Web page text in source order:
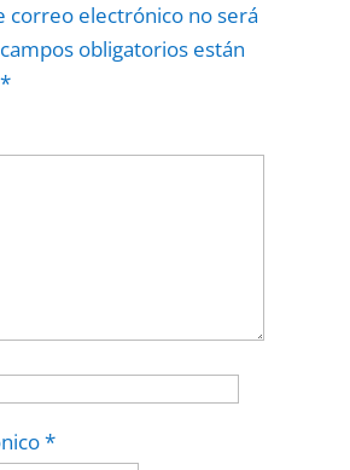
correo electrónico no será
obligatorios están
*
*